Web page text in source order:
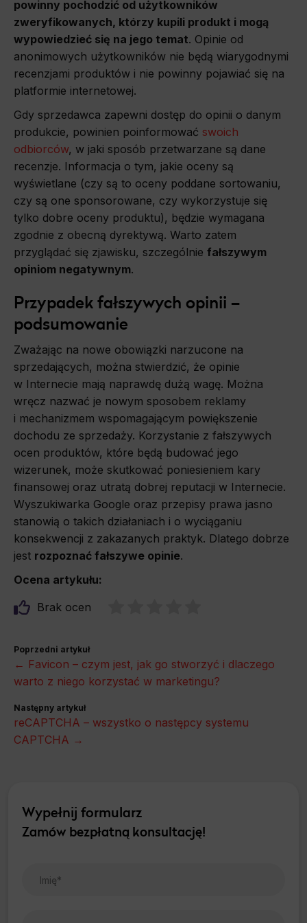
Marketing
Scope responsible for displaying personalized ads that may be of interest to the user based on browsing history and habits
user, providing him or her with the marketing, advertising and retargeting content deemed most appropriate.
Wypełnij formularz
Zamów bezpłatną konsultację!
powinny pochodzić od użytkowników
zweryfikowanych, którzy kupili produkt i mogą
wypowiedzieć się na jego temat. Opinie od
anonimowych użytkowników nie będą wiarygodnymi
recenzjami produktów i nie powinny pojawiać się na
platformie internetowej.
Gdy sprzedawca zapewni dostęp do opinii o danym
produkcie, powinien poinformować swoich
odbiorców, w jaki sposób przetwarzane są dane
recenzje. Informacja o tym, jakie oceny są
wyświetlane (czy są to oceny poddane sortowaniu,
czy są one sponsorowane, czy wykorzystuje się
tylko dobre oceny produktu), będzie wymagana
zgodnie z obecną dyrektywą. Warto zatem
przyglądać się zjawisku, szczególnie fałszywym
opiniom negatywnym.
Przypadek fałszywych opinii –
podsumowanie
Zważając na nowe obowiązki narzucone na
sprzedających, można stwierdzić, że opinie
w Internecie mają naprawdę dużą wagę. Można
wręcz nazwać je nowym sposobem reklamy
i mechanizmem wspomagającym powiększenie
dochodu ze sprzedaży. Korzystanie z fałszywych
ocen produktów, które będą budować jego
wizerunek, może skutkować poniesieniem kary
finansowej oraz utratą dobrej reputacji w Internecie.
Wyszukiwarka Google oraz przepisy prawa jasno
stanowią o takich działaniach i o wyciąganiu
konsekwencji z zakazanych praktyk. Dlatego dobrze
jest rozpoznać fałszywe opinie.
Ocena artykułu:
Brak ocen
Poprzedni artykuł
← Favicon – czym jest, jak go stworzyć i dlaczego
warto z niego korzystać w marketingu?
Następny artykuł
reCAPTCHA – wszystko o następcy systemu
CAPTCHA →